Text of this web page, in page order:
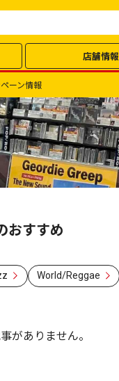
店舗情報
ーン情報
おすすめ
World/Reggae
がありません。